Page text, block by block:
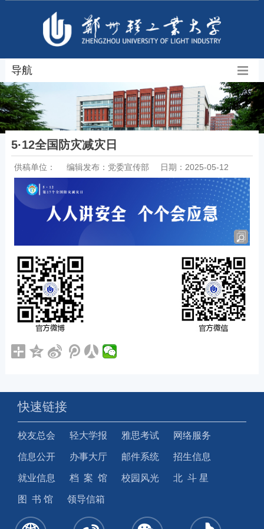
导航
5·12全国防灾减灾日
供稿单位： 编辑发布：党委宣传部 日期：2025-05-12
快速链接
校友总会 轻大学报 雅思考试 网络服务
信息公开 办事大厅 邮件系统 招生信息
就业信息 档 案 馆 校园风光 北 斗 星
图 书 馆 领导信箱